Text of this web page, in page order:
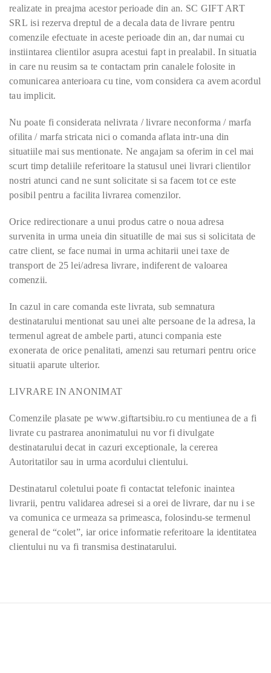
realizate in preajma acestor perioade din an. SC GIFT ART
SRL isi rezerva dreptul de a decala data de livrare pentru
comenzile efectuate in aceste perioade din an, dar numai cu
instiintarea clientilor asupra acestui fapt in prealabil. In situatia
in care nu reusim sa te contactam prin canalele folosite in
comunicarea anterioara cu tine, vom considera ca avem acordul
tau implicit.
Nu poate fi considerata nelivrata / livrare neconforma / marfa
ofilita / marfa stricata nici o comanda aflata intr-una din
situatiile mai sus mentionate. Ne angajam sa oferim in cel mai
scurt timp detaliile referitoare la statusul unei livrari clientilor
nostri atunci cand ne sunt solicitate si sa facem tot ce este
posibil pentru a facilita livrarea comenzilor.
Orice redirectionare a unui produs catre o noua adresa
survenita in urma uneia din situatille de mai sus si solicitata de
catre client, se face numai in urma achitarii unei taxe de
transport de 25 lei/adresa livrare, indiferent de valoarea
comenzii.
In cazul in care comanda este livrata, sub semnatura
destinatarului mentionat sau unei alte persoane de la adresa, la
termenul agreat de ambele parti, atunci compania este
exonerata de orice penalitati, amenzi sau returnari pentru orice
situatii aparute ulterior.
LIVRARE IN ANONIMAT
Comenzile plasate pe www.giftartsibiu.ro cu mentiunea de a fi
livrate cu pastrarea anonimatului nu vor fi divulgate
destinatarului decat in cazuri exceptionale, la cererea
Autoritatilor sau in urma acordului clientului.
Destinatarul coletului poate fi contactat telefonic inaintea
livrarii, pentru validarea adresei si a orei de livrare, dar nu i se
va comunica ce urmeaza sa primeasca, folosindu-se termenul
general de “colet”, iar orice informatie referitoare la identitatea
clientului nu va fi transmisa destinatarului.